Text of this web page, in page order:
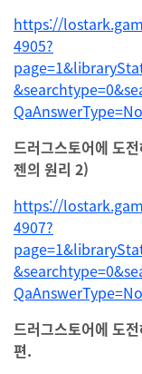
https://
4905?
드러그스토어에 도
젠의 원리 2)
https://
4907?
드러그스토어에 도
편.